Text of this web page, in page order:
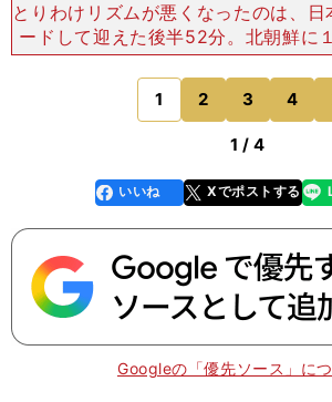
とりわけリズムが悪くなったのは、日
ードして迎えた後半52分。北朝鮮に
ると、若い選手たちはたちまち浮き足
的な余裕を失った選手たちは、奪った
もなく前に蹴り出
1 2 3 4
のページへ
1 / 4
faceboo
k
いいね Xでポストする
line
Googleの「優先ソース」に